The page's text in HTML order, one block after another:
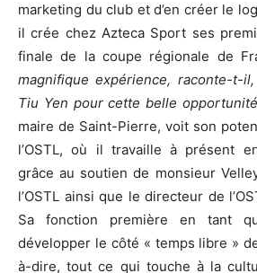
marketing du club et d’en créer le
il crée chez Azteca Sport ses
finale de la coupe régionale de
magnifique expérience, raconte-t-
Tiu Yen pour cette belle
maire de Saint-Pierre, voit son
l’OSTL, où il travaille à présent
grâce au soutien de monsieur
l’OSTL ainsi que le directeur de
Sa fonction première en tant
développer le côté « temps libre » de
à-dire, tout ce qui touche à la